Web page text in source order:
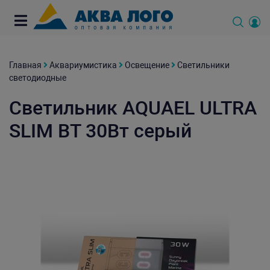
Главная Аквариумистика Освещение
Светильники
светодиодные
Светильник AQUAEL ULTRA
SLIM BT 30Вт серый